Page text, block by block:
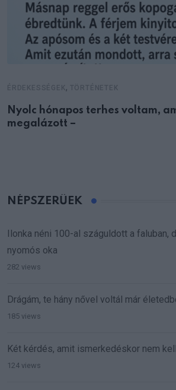
,
Nyolc hónapos terhes voltam,
megalázott –
NÉPSZERŰEK
Ilonka néni 100-al száguldott a faluban,
nyomós oka
282 views
Drágám, te hány nővel voltál már
185 views
Két kérdés, amit ismerkedéskor nem
124 views